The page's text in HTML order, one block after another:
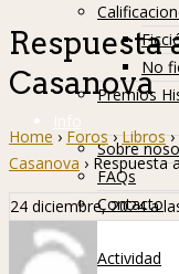
No
Premios
Info
Sobre
FAQs
Contacto
Hislibreños
Actividad
Respuesta
Casanova
Home › Foros › Libros ›
Casanova › Respuesta
24 diciembre, 2024 a